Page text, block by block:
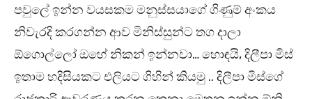
පවුලේ ඉන්න වයසකම මනුස්සයාගේ ගිණුම් අංකය
නිවැරදි කරගන්න ආව මිනිස්සුන්ට තග දාලා
ඕගොල්ලෝ ඔහේ නිකන් ඉන්නවා… හොඳයි, දිලීපා මිස්
ඉතාම හදිසියකට එලියට ගිහින් කියමු .. දිලීපා මිස්ගේ